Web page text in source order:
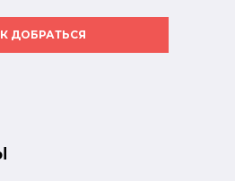
ДОБРАТЬСЯ